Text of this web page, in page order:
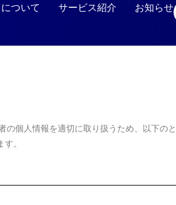
ついて サービス紹介 お知らせ
個人情報を適切に取り扱うため、以下の
。